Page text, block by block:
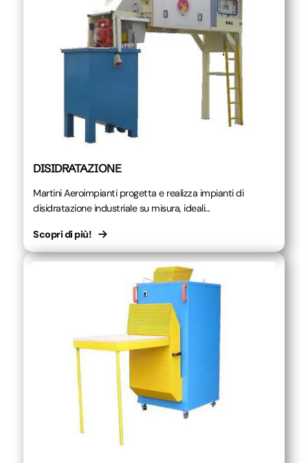
DISIDRATAZIONE
Martini Aeroimpianti progetta e realizza impianti di
disidratazione industriale su misura, ideali...
Scopri di più!